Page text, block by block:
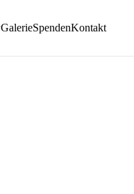
GalerieSpendenKontakt